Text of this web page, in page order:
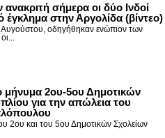
ανακριτή σήμερα οι δύο Ινδοί
έγκλημα στην Αργολίδα (βίντεο)
οδηγήθηκαν ενώπιον των
μήνυμα 2ου-5ου Δημοτικών
για την απώλεια του
2ου και του 5ου Δημοτικών Σχολείων